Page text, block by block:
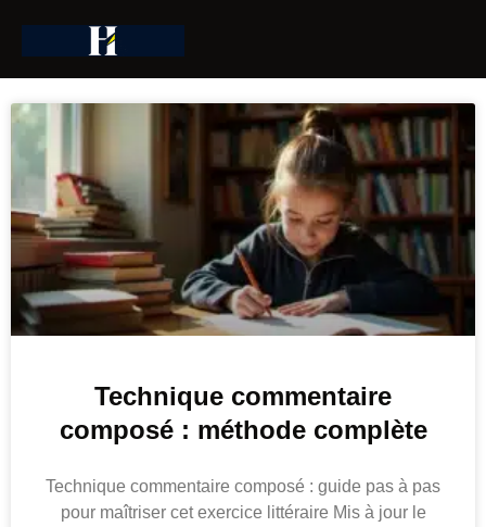
Technique commentaire
composé : méthode complète
Technique commentaire composé : guide pas à pas
pour maîtriser cet exercice littéraire Mis à jour le